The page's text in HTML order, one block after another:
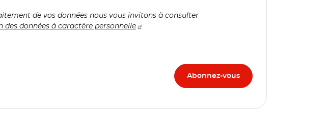
de vos données nous vous invitons à consulter
données à caractère personnelle